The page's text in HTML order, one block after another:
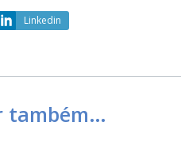
Linkedin
também…